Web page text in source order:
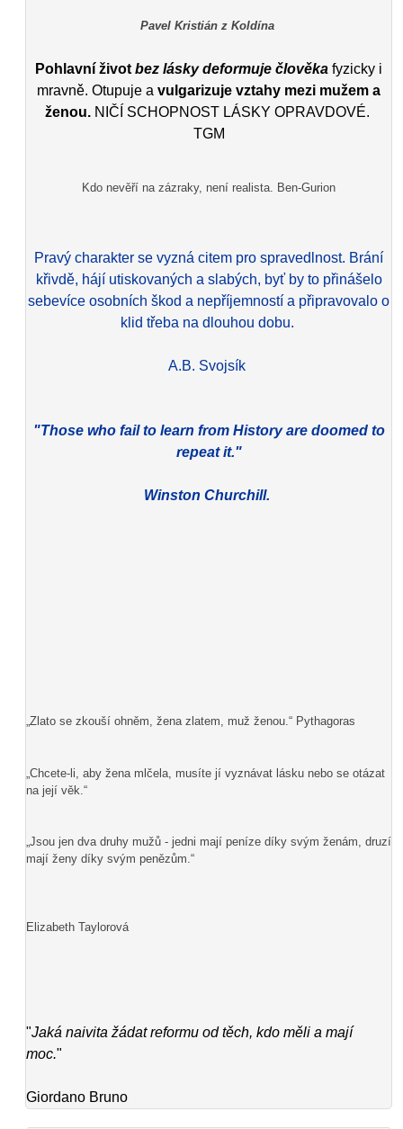
Pavel Kristián z Koldína
Pohlavní život bez lásky deformuje člověka fyzicky i
mravně. Otupuje avulgarizuje vztahy mezi mužem a
ženou. NIČÍ SCHOPNOST LÁSKY OPRAVDOVÉ.
TGM
Kdo nevěří na zázraky, není realista. Ben-Gurion
Pravý charakter se vyzná citem pro spravedlnost. Brání
křivdě, hájí utiskovaných a slabých, byť by to přinášelo
sebevíce osobních škod a nepříjemností a připravovalo o
klid třeba na dlouhou dobu.
A.B. Svojsík
"Those who fail to learn from History are doomed to
repeat it."
Winston Churchill.
„Zlato se zkouší ohněm, žena zlatem, muž ženou.“ Pythagoras
„Chcete-li, aby žena mlčela, musíte jí vyznávat lásku nebo se otázat
na její věk.“
„Jsou jen dva druhy mužů - jedni mají peníze díky svým ženám, druzí
mají ženy díky svým penězům.“
Elizabeth Taylorová
"Jaká naivita žádat reformu od těch, kdo měli a mají
moc."
Giordano Bruno